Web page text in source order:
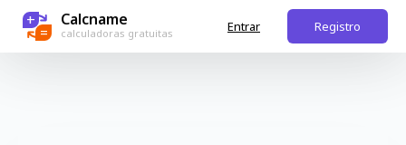
+
=
Calcname
calculadoras gratuitas Entrar Registro